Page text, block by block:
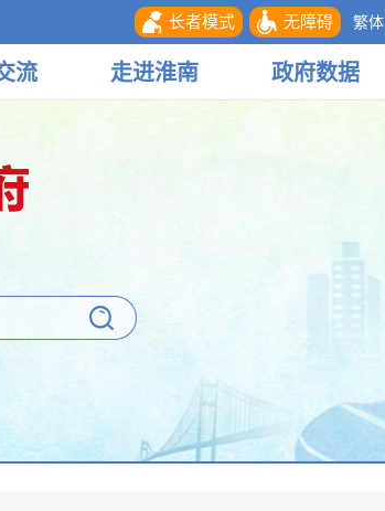
长者模式 无障碍 繁体
流 走进淮南 政府数据